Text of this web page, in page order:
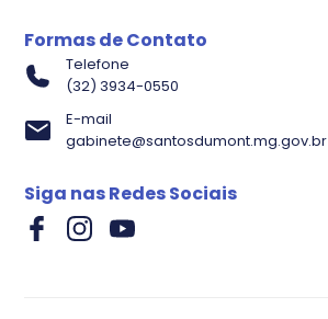
Evolução Processos
Formas de Contato
Telefone
(32) 3934-0550
E-mail
gabinete@santosdumont.mg.gov.br
Siga nas Redes Sociais